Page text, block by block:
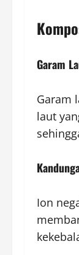
Garam
Garam
laut
Ion